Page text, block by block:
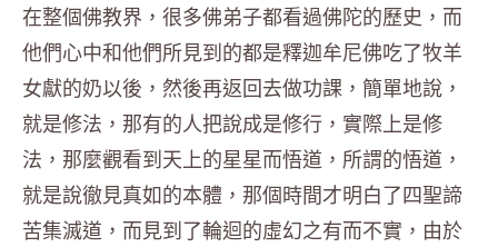
在整個佛教界，很多佛弟子都看過佛陀的歷史，而
他們心中和他們所見到的都是釋迦牟尼佛吃了牧羊
女獻的奶以後，然後再返回去做功課，簡單地說，
就是修法，那有的人把說成是修行，實際上是修
法，那麼觀看到天上的星星而悟道，所謂的悟道，
就是說徹見真如的本體，那個時間才明白了四聖諦
苦集滅道，而見到了輪迴的虛幻之有而不實，由於